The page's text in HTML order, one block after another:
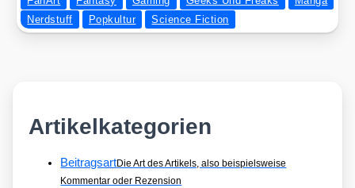
Nerdstuff
Popkultur Science Fiction
Artikelkategorien
BeitragsartDie Art des Artikels, also beispielsweise
Kommentar oder Rezension